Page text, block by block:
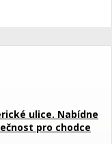
ulice. Nabídne
pro chodce